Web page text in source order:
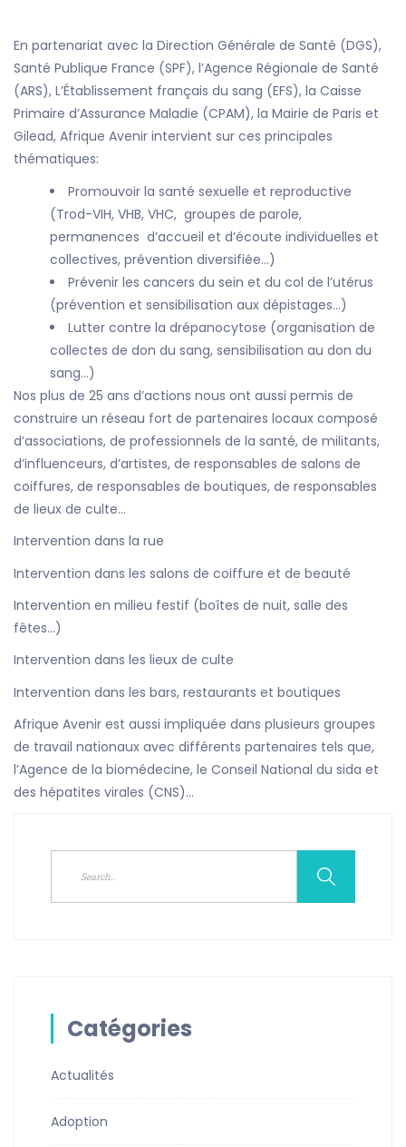
En partenariat avec la Direction Générale de Santé (DGS),
Santé Publique France (SPF), l’Agence Régionale de Santé
(ARS), L’Établissement français du sang (EFS), la Caisse
Primaire d’Assurance Maladie (CPAM), la Mairie de Paris et
Gilead, Afrique Avenir intervient sur ces principales
thématiques:
Promouvoir la santé sexuelle et reproductive
(Trod-VIH, VHB, VHC, groupes de parole,
permanences d’accueil et d’écoute individuelles et
collectives, prévention diversifiée…)
Prévenir les cancers du sein et du col de l’utérus
(prévention et sensibilisation aux dépistages…)
Lutter contre la drépanocytose (organisation de
collectes de don du sang, sensibilisation au don du
sang…)
Nos plus de 25 ans d’actions nous ont aussi permis de
construire un réseau fort de partenaires locaux composé
d’associations, de professionnels de la santé, de militants,
d’influenceurs, d’artistes, de responsables de salons de
coiffures, de responsables de boutiques, de responsables
de lieux de culte…
Intervention dans la rue
Intervention dans les salons de coiffure et de beauté
Intervention en milieu festif (boîtes de nuit, salle des
fêtes…)
Intervention dans les lieux de culte
Intervention dans les bars, restaurants et boutiques
Afrique Avenir est aussi impliquée dans plusieurs groupes
de travail nationaux avec différents partenaires tels que,
l’Agence de la biomédecine, le Conseil National du sida et
des hépatites virales (CNS)…
Catégories
Actualités
Adoption